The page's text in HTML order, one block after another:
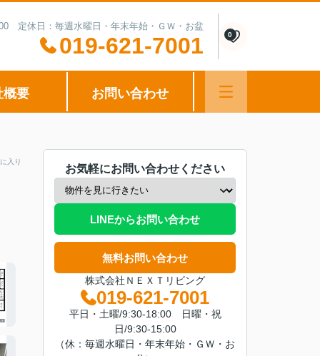
定休日：毎週水曜日・年末年始・ＧＷ・お盆
019-621-7001 0
概要 お問い合わせ
入り
お気軽にお問い合わせください
LINEからお問い合わせ
無料お問い合わせ
株式会社ＮＥＸＴリビング
019-621-7001
平日・土曜/9:30-18:00 日曜・祝
日/9:30-15:00
（休：毎週水曜日・年末年始・ＧＷ・お